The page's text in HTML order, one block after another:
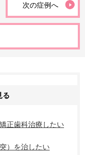
次の症例へ
る
正歯科治療したい
）を治したい